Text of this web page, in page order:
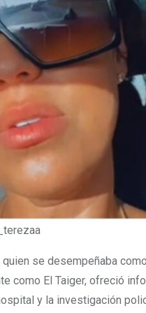
se desempeñaba
como El Taiger, ofreció
y la investigación